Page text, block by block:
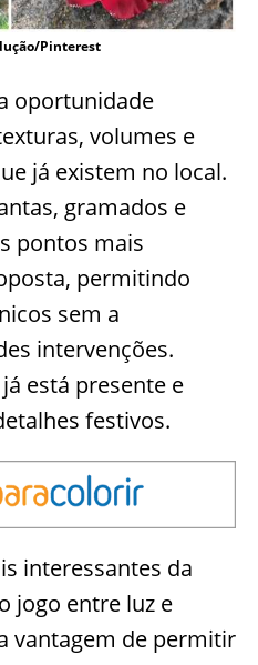
Pinterest
oportunidade
volumes e
já existem no local.
gramados e
pontos mais
permitindo
sem a
intervenções.
está presente e
festivos.
interessantes da
jogo entre luz e
vantagem de permitir